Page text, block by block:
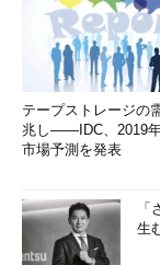
テープストレージの
兆し――IDC、2019
市場予測を発表
生